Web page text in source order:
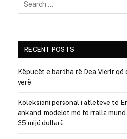
RECENT POSTS
Këpucët e bardha të Dea Vierit që
verë
Koleksioni personal i atleteve të
ankand, modelet më të rralla
35 mijë dollarë